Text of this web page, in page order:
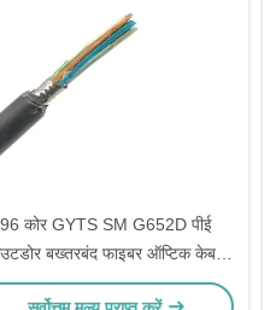
96 कोर GYTS SM G652D पीई
बख्तरबंद फाइबर ऑप्टिक केबल
20 डी झुकने त्रिज्या के साथ